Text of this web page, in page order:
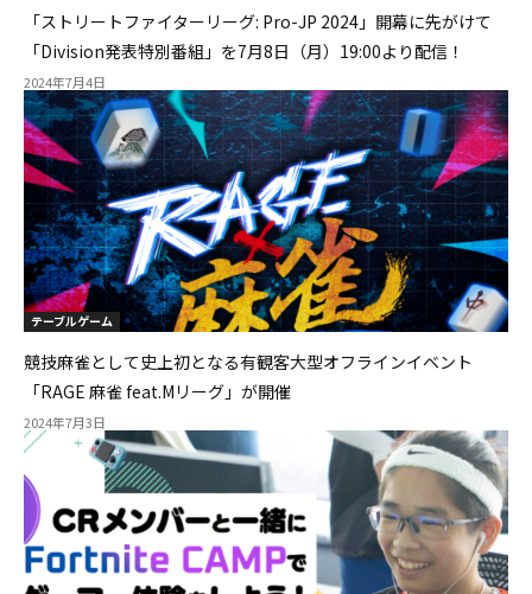
「ストリートファイターリーグ: Pro-JP 2024」開幕に先がけて
「Division発表特別番組」を7月8日（月）19:00より配信！
2024年7月4日
テーブルゲーム
競技麻雀として史上初となる有観客大型オフラインイベント
「RAGE 麻雀 feat.Mリーグ」が開催
2024年7月3日